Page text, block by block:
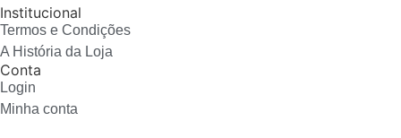
Institucional
Termos e Condições
A História da Loja
Conta
Login
Minha conta